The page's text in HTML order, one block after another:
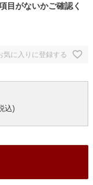
目がないかご確認く
気に入りに登録する
込)